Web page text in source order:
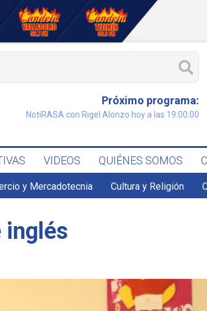
Próximo programa:
NotiRASA con Rigel Alonzo hoy a las 19:00:00
VIDEOS QUIÉNES SOMOS
y Mercadotecnia Cultura y Religión
inglés